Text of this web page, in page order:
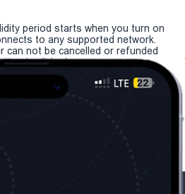
period starts when you turn on
to any supported network.
can not be cancelled or refunded
is clicked.